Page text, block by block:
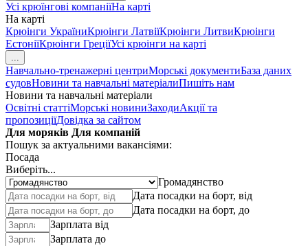
Усі крюїнгові компаніїНа карті
На карті
Крюінги УкраїниКрюінги ЛатвіїКрюінги ЛитвиКрюінги
ЕстоніїКрюінги ГреціїУсі крюінги на карті
...
Навчально-тренажерні центриМорські документиБаза даних
судовНовини та навчальні матеріалиПишіть нам
Новини та навчальні матеріали
Освітні статтіМорські новиниЗаходиАкції та
пропозиціїДовідка за сайтом
Для моряків Для компаній
Пошук за актуальними вакансіями:
Посада
Виберіть...
Громадянство
Дата посадки на борт, від
Дата посадки на борт, до
Зарплата від
Зарплата до